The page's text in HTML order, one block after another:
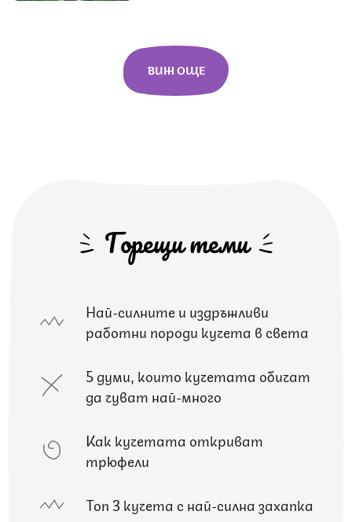
ВИЖ ОЩЕ
Горещи теми
Най-силните и издръжливи
работни породи кучета в света
5 думи, които кучетата обичат
да чуват най-много
Как кучетата откриват
трюфели
Топ 3 кучета с най-силна захапка